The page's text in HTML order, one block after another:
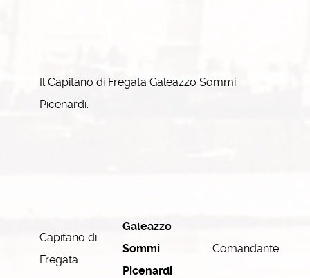
Il Capitano di Fregata Galeazzo Sommi
Picenardi.
Capitano di
Fregata
Galeazzo
Sommi
Picenardi
Comandante